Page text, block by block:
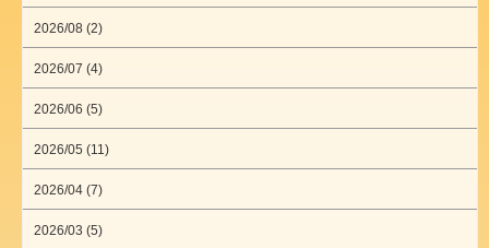
2026/08 (2)
2026/07 (4)
2026/06 (5)
2026/05 (11)
2026/04 (7)
2026/03 (5)